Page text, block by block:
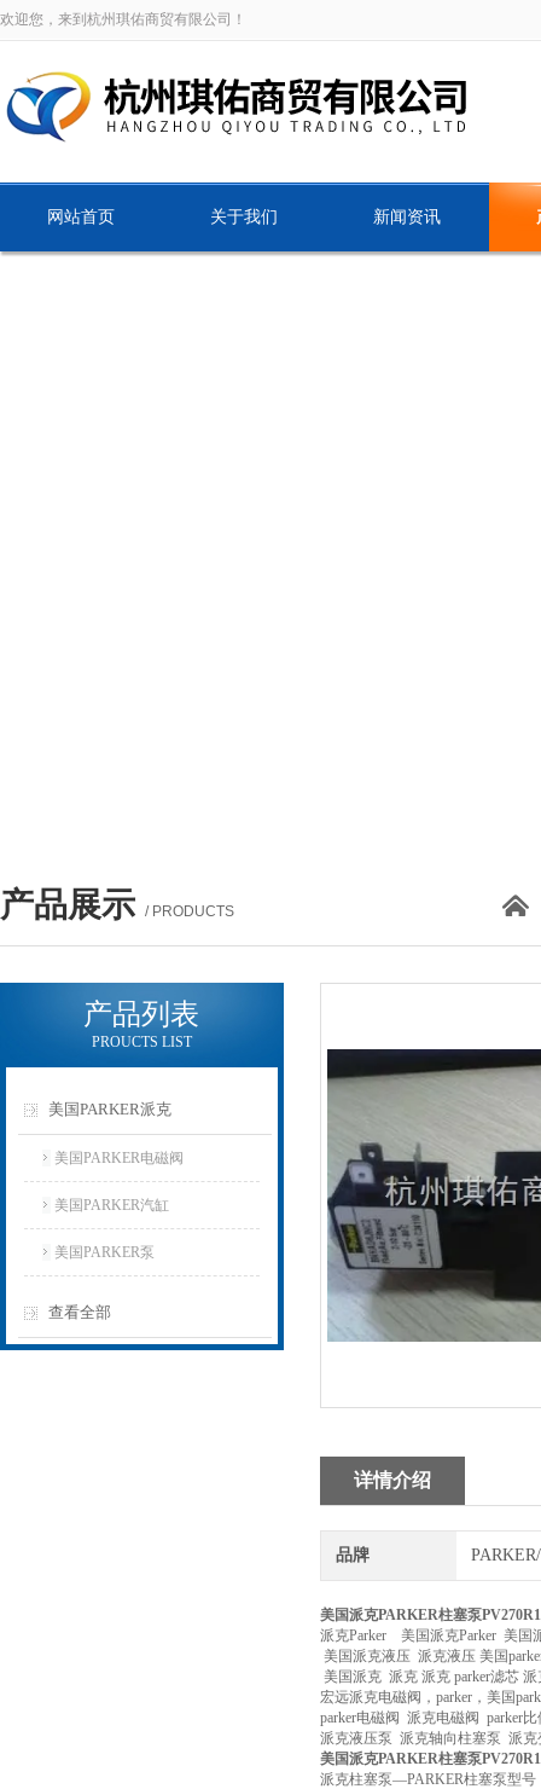
欢迎您，来到杭州琪佑商贸有限公司！
网站首页 关于我们 新闻资讯
产品展示 / PRODUCTS
产品列表
PROUCTS LIST
美国PARKER派克
美国PARKER电磁阀
美国PARKER汽缸
美国PARKER泵
查看全部
详情介绍
品牌
美国派克PARKER柱塞泵
派克Parker 美国派克Parker 美国
美国派克液压 派克液压 美国
美国派克 派克 派克 parker滤芯
宏远派克电磁阀，parker，美国
parker电磁阀 派克电磁阀 parker
派克液压泵 派克轴向柱塞泵 派
美国派克PARKER柱塞泵
派克柱塞泵—PARKER柱塞泵型号